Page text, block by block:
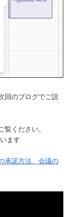
回のブログでご説
ください。
ます
承諾方法、会議の